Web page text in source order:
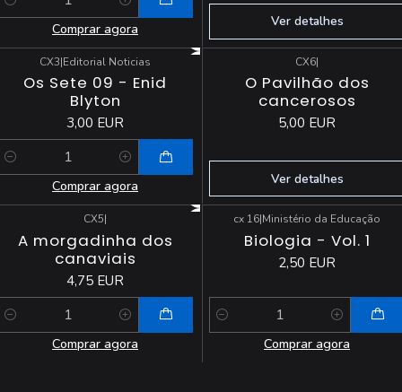
Comprar agora
Ver detalhes
CX3|Editorial Noticias
Os Sete 09 - Enid
Blyton
3,00 EUR
Comprar agora
CX6|
O Pavilhão dos
cancerosos
5,00 EUR
Ver detalhes
CX5|
A morgadinha dos
canaviais
4,75 EUR
Comprar agora
cx 16|Ministério da Educação
Biologia - Vol. 1
2,50 EUR
Quantidade
Comprar agora